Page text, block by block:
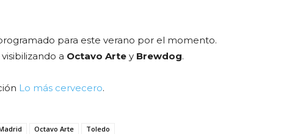
para este verano por el momento.
a Octavo Arte y Brewdog.
Lo más cervecero.
Octavo Arte Toledo